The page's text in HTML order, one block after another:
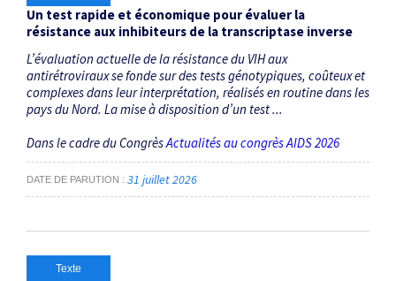
Un test rapide et économique pour évaluer la
résistance aux inhibiteurs de la transcriptase inverse
L’évaluation actuelle de la résistance du VIH aux
antirétroviraux se fonde sur des tests génotypiques, coûteux et
complexes dans leur interprétation, réalisés en routine dans les
pays du Nord. La mise à disposition d’un test ...
Dans le cadre du CongrèsActualités au congrès AIDS 2026
DATE DE PARUTION 31 juillet 2026
Texte